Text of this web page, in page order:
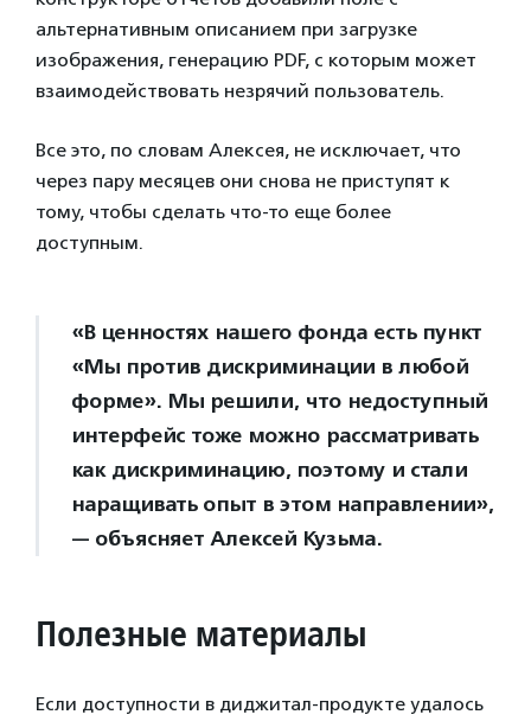
альтернативным описанием при загрузке
изображения, генерацию PDF, с которым может
взаимодействовать незрячий пользователь.
Все это, по словам Алексея, не исключает, что
через пару месяцев они снова не приступят к
тому, чтобы сделать что-то еще более
доступным.
«В ценностях нашего фонда есть пункт
«Мы против дискриминации в любой
форме». Мы решили, что недоступный
интерфейс тоже можно рассматривать
как дискриминацию, поэтому и стали
наращивать опыт в этом направлении»,
— объясняет Алексей Кузьма.
Полезные материалы
Если доступности в диджитал-продукте удалось